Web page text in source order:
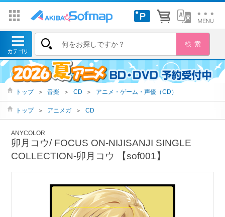
トップ ＞ 音楽 ＞ CD ＞ アニメ・ゲーム・声優（CD）
トップ ＞ アニメガ ＞ CD
ANYCOLOR
卯月コウ/ FOCUS ON-NIJISANJI SINGLE
COLLECTION-卯月コウ 【sof001】